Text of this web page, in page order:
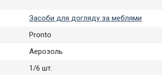
Засоби для догляду за меблями
Pronto
Аерозоль
1/6 шт.